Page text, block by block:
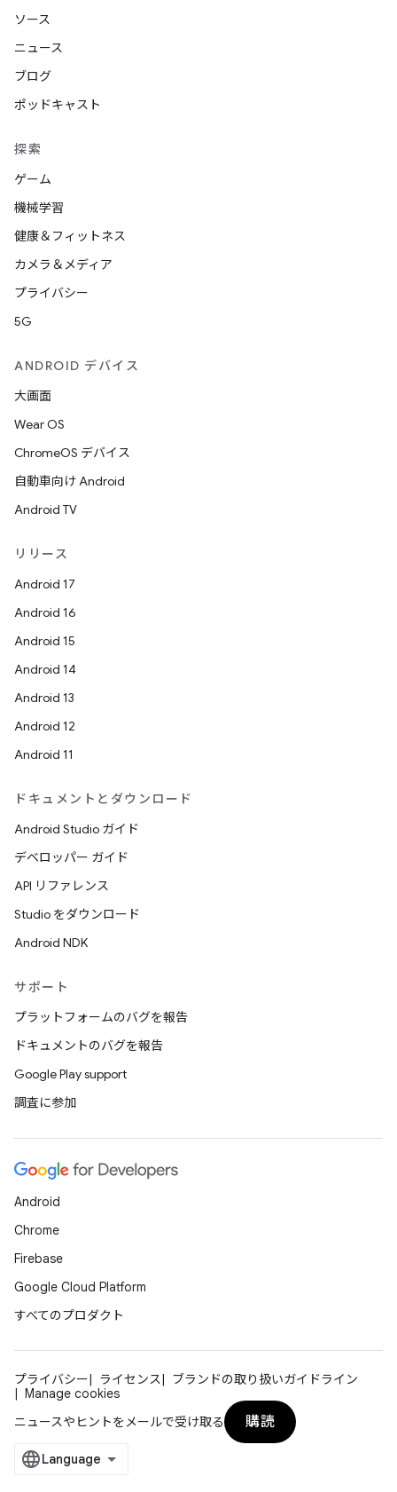
ソース
ニュース
ブログ
ポッドキャスト
探索
ゲーム
機械学習
健康＆フィットネス
カメラ＆メディア
プライバシー
5G
ANDROID デバイス
大画面
Wear OS
ChromeOS デバイス
自動車向け Android
Android TV
リリース
Android 17
Android 16
Android 15
Android 14
Android 13
Android 12
Android 11
ドキュメントとダウンロード
Android Studio ガイド
デベロッパー ガイド
API リファレンス
Studio をダウンロード
Android NDK
サポート
プラットフォームのバグを報告
ドキュメントのバグを報告
Google Play support
調査に参加
Android
Chrome
Firebase
Google Cloud Platform
すべてのプロダクト
プライバシー ライセンス
ブランドの取り扱いガイドライン
Manage cookies
ニュースやヒントをメールで受け取る
購読